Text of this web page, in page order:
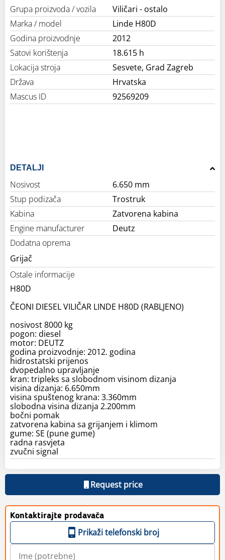
Grupa proizvoda / vozila
Viličari - ostalo
Marka / model
Linde H80D
Godina proizvodnje
2012
Satovi korištenja
18.615 h
Lokacija stroja
Sesvete, Grad Zagreb
Država
Hrvatska
Mascus ID
92569209
DETALJI
Nosivost
6.650 mm
Stup podizača
Trostruk
Kabina
Zatvorena kabina
Engine manufacturer
Deutz
Dodatna oprema
Grijač
Ostale informacije
H80D
ČEONI DIESEL VILIČAR LINDE H80D (RABLJENO)
nosivost 8000 kg
pogon: diesel
motor: DEUTZ
godina proizvodnje: 2012. godina
hidrostatski prijenos
dvopedalno upravljanje
kran: tripleks sa slobodnom visinom dizanja
visina dizanja: 6.650mm
visina spuštenog krana: 3.360mm
slobodna visina dizanja 2.200mm
bočni pomak
zatvorena kabina sa grijanjem i klimom
gume: SE (pune gume)
radna rasvjeta
zvučni signal
Request price
Kontaktirajte prodavača
Prikaži telefonski broj